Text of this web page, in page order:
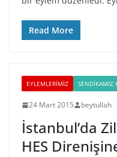
Read More
EYLEMLERIMIZ SENDIKAMIZ
24 Mart 2015 beytullah
İstanbul’da
HES